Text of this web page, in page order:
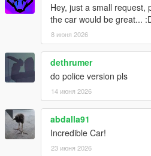
Hey, just a small request,
the car would be great...
8 июня 2026
dethrumer
do police version pls
14 июня 2026
abdalla91
Incredible Car!
23 июня 2026